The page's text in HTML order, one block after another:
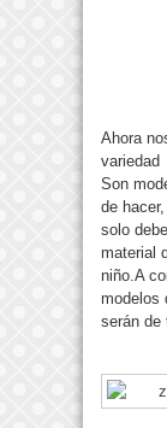
Ahora
variedad
Son
de
solo
material
niño.A
modelos
serán